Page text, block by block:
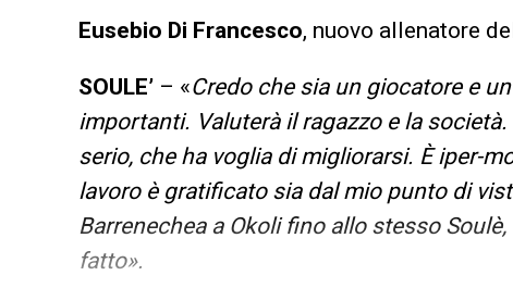
Eusebio Di Francesco, nuovo allenatore
SOULE’ – «Credo che sia un giocatore e
importanti. Valuterà il ragazzo e la
serio, che ha voglia di migliorarsi. È iper-
lavoro è gratificato sia dal mio punto di
Barrenechea a Okoli fino allo stesso
fatto».